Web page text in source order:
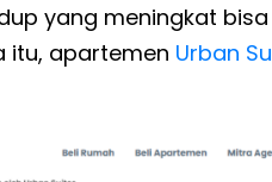
yang meningkat
itu, apartemen Urban